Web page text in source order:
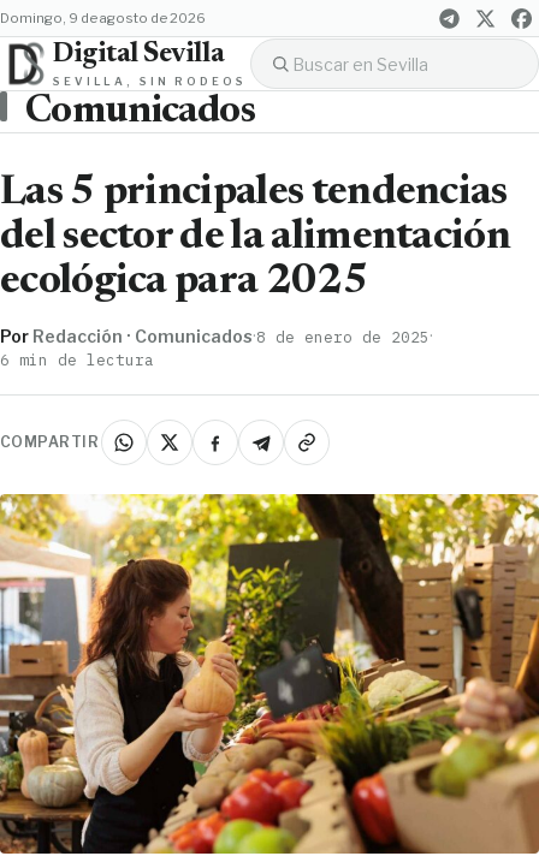
domingo, 9 de agosto de 2026
Digital Sevilla
SEVILLA, SIN RODEOS
Comunicados
Las 5 principales tendencias
del sector de la alimentación
ecológica para 2025
Por Redacción · Comunicados·8 de enero de 2025·
6 min de lectura
COMPARTIR